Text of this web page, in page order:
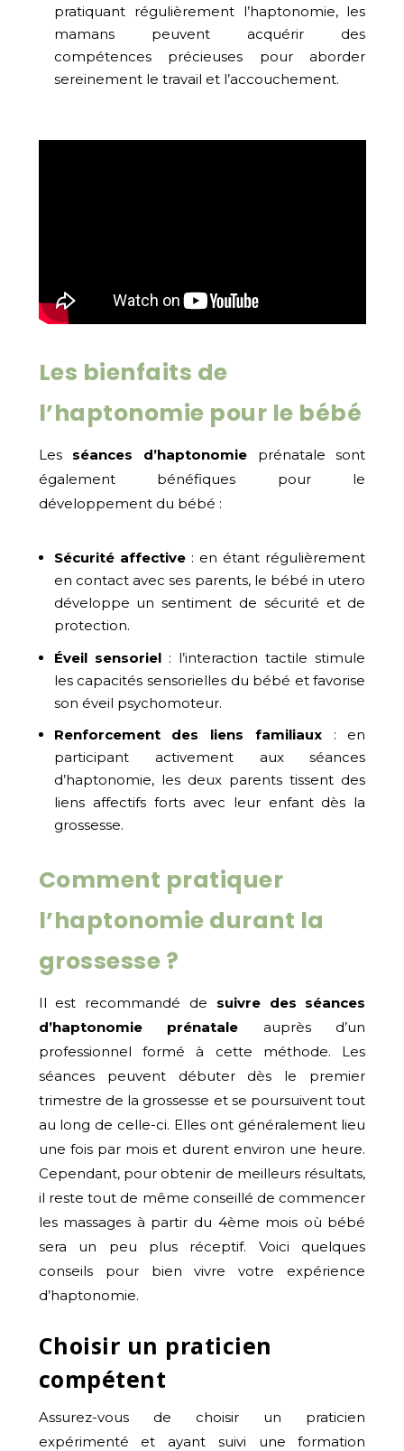
pratiquant régulièrement l’haptonomie, les
mamans peuvent acquérir des
compétences précieuses pour aborder
sereinement le travail et l’accouchement.
Les bienfaits de
l’haptonomie pour le bébé
Les séances d’haptonomie prénatale sont
également bénéfiques pour le
développement du bébé :
Sécurité affective: en étant régulièrement
en contact avec ses parents, le bébé in utero
développe un sentiment de sécurité et de
protection.
Éveil sensoriel: l’interaction tactile stimule
les capacités sensorielles du bébé et favorise
son éveil psychomoteur.
Renforcement des liens familiaux: en
participant activement aux séances
d’haptonomie, les deux parents tissent des
liens affectifs forts avec leur enfant dès la
grossesse.
Comment pratiquer
l’haptonomie durant la
grossesse ?
Il est recommandé de suivre des séances
d’haptonomie prénatale auprès d’un
professionnel formé à cette méthode. Les
séances peuvent débuter dès le premier
trimestre de la grossesse et se poursuivent tout
au long de celle-ci. Elles ont généralement lieu
une fois par mois et durent environ une heure.
Cependant, pour obtenir de meilleurs résultats,
il reste tout de même conseillé de commencer
les massages à partir du 4ème mois où bébé
sera un peu plus réceptif. Voici quelques
conseils pour bien vivre votre expérience
d’haptonomie.
Choisir un praticien
compétent
Assurez-vous de choisir un praticien
expérimenté et ayant suivi une formation